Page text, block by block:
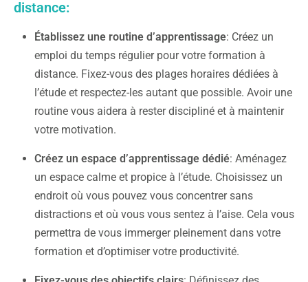
distance:
Établissez une routine d’apprentissage: Créez un
emploi du temps régulier pour votre formation à
distance. Fixez-vous des plages horaires dédiées à
l’étude et respectez-les autant que possible. Avoir une
routine vous aidera à rester discipliné et à maintenir
votre motivation.
Créez un espace d’apprentissage dédié: Aménagez
un espace calme et propice à l’étude. Choisissez un
endroit où vous pouvez vous concentrer sans
distractions et où vous vous sentez à l’aise. Cela vous
permettra de vous immerger pleinement dans votre
formation et d’optimiser votre productivité.